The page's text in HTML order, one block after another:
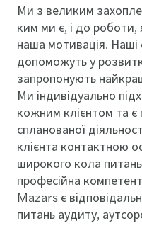
Ми з великим
ким ми є, і до
наша мотивація. Наші
допоможуть у
запропонують
Ми індивідуально
кожним клієнтом та
спланованої
клієнта контактною
широкого кола
професійна
Mazars є
питань аудиту,